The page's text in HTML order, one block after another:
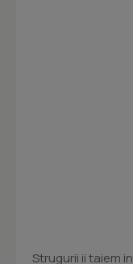
Strugurii ii taiem